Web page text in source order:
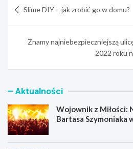
wpisu
Slime DIY – jak zrobić go w domu?
Znamy najniebezpieczniejszą
2022 roku
Aktualności
Wojownik z Miłości:
Bartasa Szymoniaka